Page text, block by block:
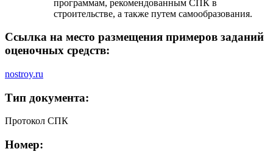
программам, рекомендованным СПК в
строительстве, а также путем самообразования.
Ссылка на место размещения примеров заданий
оценочных средств:
nostroy.ru
Тип документа:
Протокол СПК
Номер: